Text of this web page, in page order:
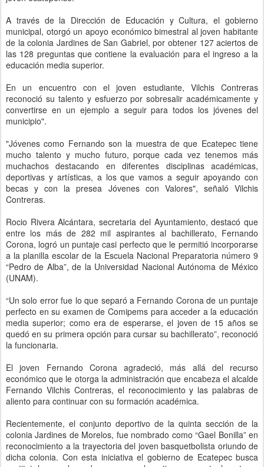
A través de la Dirección de Educación y Cultura, el gobierno
municipal, otorgó un apoyo económico bimestral al joven habitante
de la colonia Jardines de San Gabriel, por obtener 127 aciertos de
las 128 preguntas que contiene la evaluación para el ingreso a la
educación media superior.
En un encuentro con el joven estudiante, Vilchis Contreras
reconoció su talento y esfuerzo por sobresalir académicamente y
convertirse en un ejemplo a seguir para todos los jóvenes del
municipio".
"Jóvenes como Fernando son la muestra de que Ecatepec tiene
mucho talento y mucho futuro, porque cada vez tenemos más
muchachos destacando en diferentes disciplinas académicas,
deportivas y artísticas, a los que vamos a seguir apoyando con
becas y con la presea Jóvenes con Valores", señaló Vilchis
Contreras.
Rocio Rivera Alcántara, secretaria del Ayuntamiento, destacó que
entre los más de 282 mil aspirantes al bachillerato, Fernando
Corona, logró un puntaje casi perfecto que le permitió incorporarse
a la planilla escolar de la Escuela Nacional Preparatoria número 9
“Pedro de Alba”, de la Universidad Nacional Autónoma de México
(UNAM).
“Un solo error fue lo que separó a Fernando Corona de un puntaje
perfecto en su examen de Comipems para acceder a la educación
media superior; como era de esperarse, el joven de 15 años se
quedó en su primera opción para cursar su bachillerato”, reconoció
la funcionaria.
El joven Fernando Corona agradeció, más allá del recurso
económico que le otorga la administración que encabeza el alcalde
Fernando Vilchis Contreras, el reconocimiento y las palabras de
aliento para continuar con su formación académica.
Recientemente, el conjunto deportivo de la quinta sección de la
colonia Jardines de Morelos, fue nombrado como “Gael Bonilla” en
reconocimiento a la trayectoria del joven basquetbolista oriundo de
dicha colonia. Con esta iniciativa el gobierno de Ecatepec busca